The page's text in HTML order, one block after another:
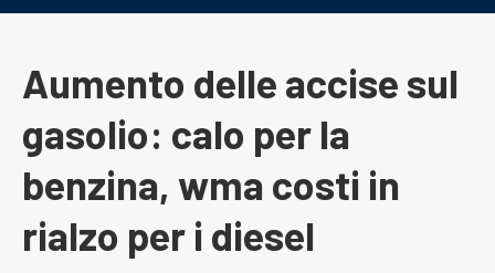
Aumento delle accise sul
gasolio: calo per la
benzina, wma costi in
rialzo per i diesel